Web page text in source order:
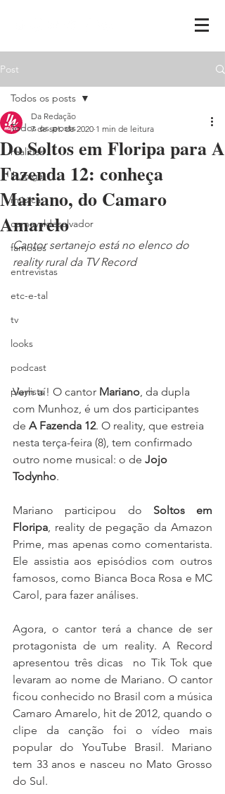
Post
Todos os posts
realities
ih,miga
música
carnavaldesalvador
famosos
entrevistas
etc-e-tal
tv
looks
podcast
playlists
Todos os posts
Do Soltos em Floripa para A
Fazenda 12: conheça
Mariano, do Camaro
Amarelo
Da Redação
7 de set. de 2020 1 min de leitura
Cantor sertanejo está no elenco do
reality rural da TV Record
Vem aí! O cantor Mariano , da dupla
com Munhoz, é um dos participantes
de A Fazenda 12. O reality, que estreia
nesta terça-feira (8), tem confirmado
outro nome musical: o de Jojo
Todynho.
Mariano participou do Soltos em
Floripa , reality de pegação da Amazon
Prime, mas apenas como comentarista.
Ele assistia aos episódios com outros
famosos, como Bianca Boca Rosa e MC
Carol, para fazer análises.
Agora, o cantor terá a chance de ser
protagonista de um reality. A Record
apresentou três dicas  no Tik Tok que
levaram ao nome de Mariano. O cantor
ficou conhecido no Brasil com a música
Camaro Amarelo, hit de 2012, quando o
clipe da canção foi o vídeo mais
popular do YouTube Brasil. Mariano
tem 33 anos e nasceu no Mato Grosso
do Sul.